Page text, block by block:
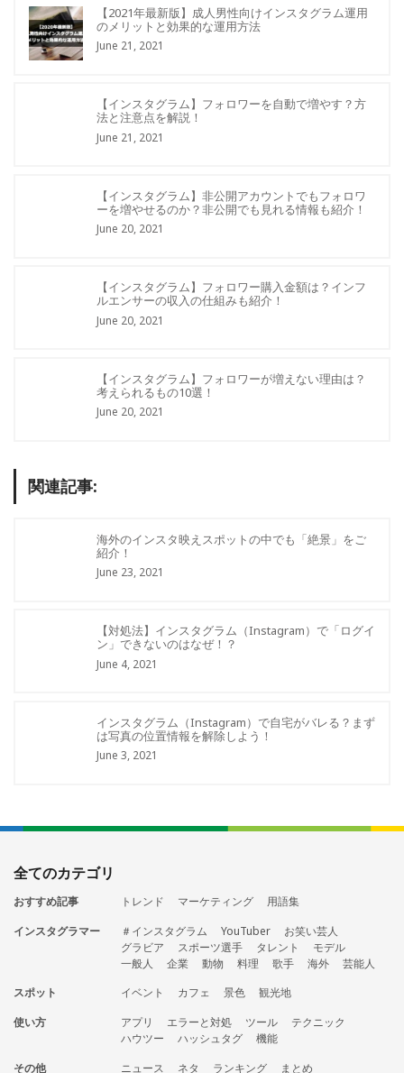
【2021年最新版】成人男性向けインスタグラム運用
のメリットと効果的な運用方法
June 21, 2021
【インスタグラム】フォロワーを自動で増やす？方
法と注意点を解説！
June 21, 2021
【インスタグラム】非公開アカウントでもフォロワ
ーを増やせるのか？非公開でも見れる情報も紹介！
June 20, 2021
【インスタグラム】フォロワー購入金額は？インフ
ルエンサーの収入の仕組みも紹介！
June 20, 2021
【インスタグラム】フォロワーが増えない理由は？
考えられるもの10選！
June 20, 2021
関連記事:
海外のインスタ映えスポットの中でも「絶景」をご
紹介！
June 23, 2021
【対処法】インスタグラム（Instagram）で「ログイ
ン」できないのはなぜ！？
June 4, 2021
インスタグラム（Instagram）で自宅がバレる？まず
は写真の位置情報を解除しよう！
June 3, 2021
全てのカテゴリ
おすすめ記事 トレンド マーケティング
用語集
インスタグラマー
＃インスタグラム YouTuber
お笑い芸人
グラビア
スポーツ選手 タレント
モデル
一般人
企業 動物 料理 歌手 海外
芸能人
スポット
イベント カフェ 景色
観光地
使い方
アプリ エラーと対処 ツール
テクニック
ハウツー
ハッシュタグ
機能
その他
ニュース ネタ ランキング まとめ